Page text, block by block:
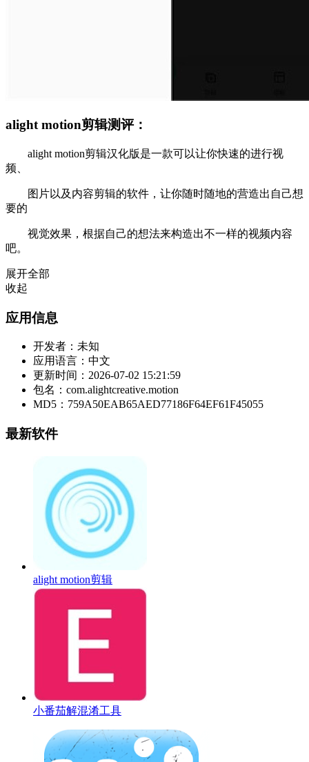
alight motion剪辑测评：
alight motion剪辑汉化版是一款可以让你快速的进行视
频、
图片以及内容剪辑的软件，让你随时随地的营造出自己想
要的
视觉效果，根据自己的想法来构造出不一样的视频内容
吧。
展开全部
收起
应用信息
开发者： 未知
应用语言： 中文
更新时间： 2026-07-02 15:21:59
包名： com.alightcreative.motion
MD5： 759A50EAB65AED77186F64EF61F45055
最新软件
alight motion剪辑
小番茄解混淆工具